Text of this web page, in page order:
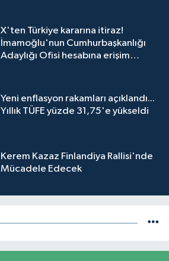
X'ten Türkiye kararına itiraz!
İmamoğlu'nun Cumhurbaşkanlığı
Adaylığı Ofisi hesabına erişim
Yeni enflasyon rakamları açıklandı...
Yıllık TÜFE yüzde 31,75'e yükseldi
Kerem Kazaz Finlandiya Rallisi'nde
Mücadele Edecek